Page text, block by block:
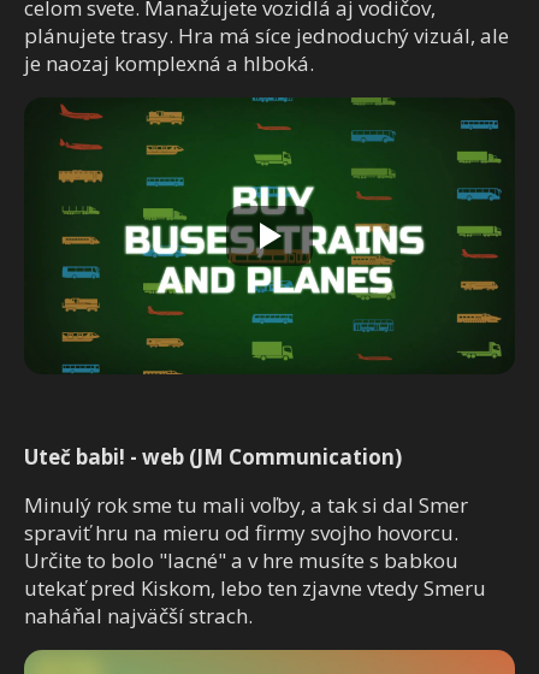
celom svete. Manažujete vozidlá aj vodičov,
plánujete trasy. Hra má síce jednoduchý vizuál, ale
je naozaj komplexná a hlboká.
Uteč babi! - web (JM Communication)
Minulý rok sme tu mali voľby, a tak si dal Smer
spraviť hru na mieru od firmy svojho hovorcu.
Určite to bolo "lacné" a v hre musíte s babkou
utekať pred Kiskom, lebo ten zjavne vtedy Smeru
naháňal najväčší strach.